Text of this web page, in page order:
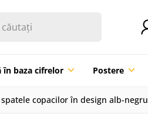
în baza cifrelor Postere
copacilor în design alb-negru